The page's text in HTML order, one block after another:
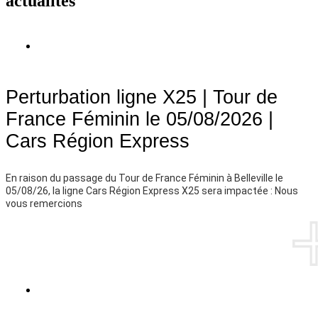
Perturbation ligne X25 | Tour de
France Féminin le 05/08/2026 |
Cars Région Express
En raison du passage du Tour de France Féminin à Belleville le
05/08/26, la ligne Cars Région Express X25 sera impactée : Nous
vous remercions